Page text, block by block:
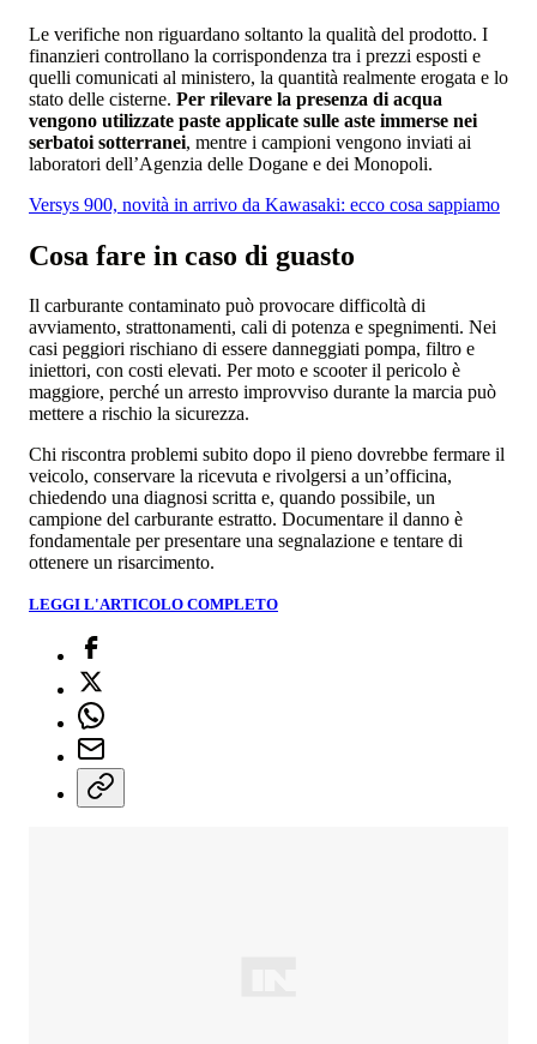
Le verifiche non riguardano soltanto la qualità del prodotto. I
finanzieri controllano la corrispondenza tra i prezzi esposti e
quelli comunicati al ministero, la quantità realmente erogata e lo
stato delle cisterne. Per rilevare la presenza di acqua
vengono utilizzate paste applicate sulle aste immerse nei
serbatoi sotterranei, mentre i campioni vengono inviati ai
laboratori dell’Agenzia delle Dogane e dei Monopoli.
Versys 900, novità in arrivo da Kawasaki: ecco cosa sappiamo
Cosa fare in caso di guasto
Il carburante contaminato può provocare difficoltà di
avviamento, strattonamenti, cali di potenza e spegnimenti. Nei
casi peggiori rischiano di essere danneggiati pompa, filtro e
iniettori, con costi elevati. Per moto e scooter il pericolo è
maggiore, perché un arresto improvviso durante la marcia può
mettere a rischio la sicurezza.
Chi riscontra problemi subito dopo il pieno dovrebbe fermare il
veicolo, conservare la ricevuta e rivolgersi a un’officina,
chiedendo una diagnosi scritta e, quando possibile, un
campione del carburante estratto. Documentare il danno è
fondamentale per presentare una segnalazione e tentare di
ottenere un risarcimento.
LEGGI L'ARTICOLO COMPLETO